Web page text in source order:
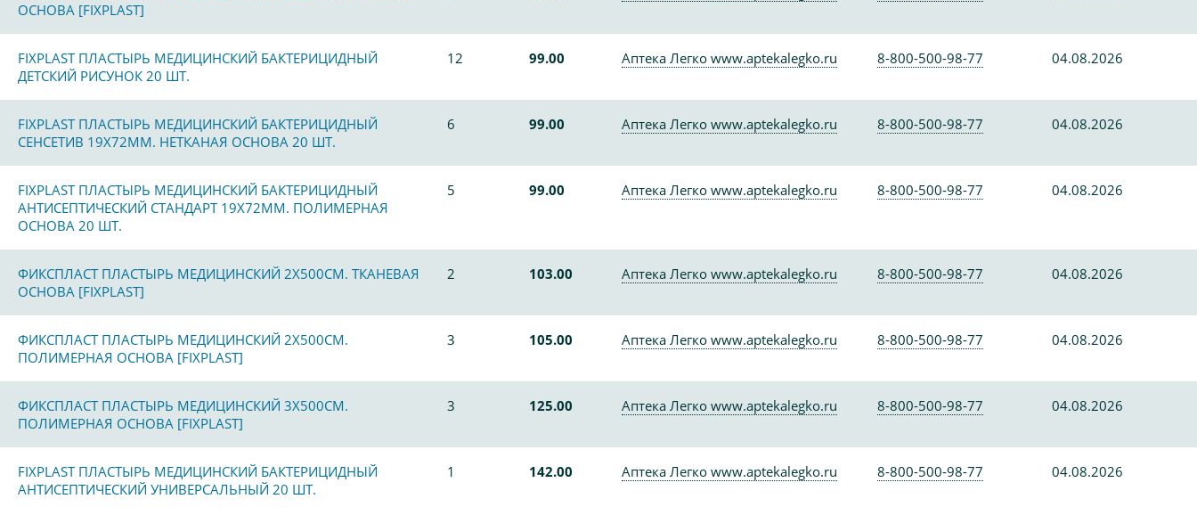
ОСНОВА [FIXPLAST]
FIXPLAST ПЛАСТЫРЬ МЕДИЦИНСКИЙ БАКТЕРИЦИДНЫЙ
ДЕТСКИЙ РИСУНОК 20 ШТ.
12 99.00 Аптека Легко www.aptekalegko.ru 8-800-500-98-77 04.08.2026
FIXPLAST ПЛАСТЫРЬ МЕДИЦИНСКИЙ БАКТЕРИЦИДНЫЙ
СЕНСЕТИВ 19Х72ММ. НЕТКАНАЯ ОСНОВА 20 ШТ.
6 99.00 Аптека Легко www.aptekalegko.ru 8-800-500-98-77 04.08.2026
FIXPLAST ПЛАСТЫРЬ МЕДИЦИНСКИЙ БАКТЕРИЦИДНЫЙ
АНТИСЕПТИЧЕСКИЙ СТАНДАРТ 19Х72ММ. ПОЛИМЕРНАЯ
ОСНОВА 20 ШТ.
5 99.00 Аптека Легко www.aptekalegko.ru 8-800-500-98-77 04.08.2026
ФИКСПЛАСТ ПЛАСТЫРЬ МЕДИЦИНСКИЙ 2Х500СМ. ТКАНЕВАЯ
ОСНОВА [FIXPLAST]
2 103.00 Аптека Легко www.aptekalegko.ru 8-800-500-98-77 04.08.2026
ФИКСПЛАСТ ПЛАСТЫРЬ МЕДИЦИНСКИЙ 2Х500СМ.
ПОЛИМЕРНАЯ ОСНОВА [FIXPLAST]
3 105.00 Аптека Легко www.aptekalegko.ru 8-800-500-98-77 04.08.2026
ФИКСПЛАСТ ПЛАСТЫРЬ МЕДИЦИНСКИЙ 3Х500СМ.
ПОЛИМЕРНАЯ ОСНОВА [FIXPLAST]
3 125.00 Аптека Легко www.aptekalegko.ru 8-800-500-98-77 04.08.2026
FIXPLAST ПЛАСТЫРЬ МЕДИЦИНСКИЙ БАКТЕРИЦИДНЫЙ
АНТИСЕПТИЧЕСКИЙ УНИВЕРСАЛЬНЫЙ 20 ШТ.
1 142.00 Аптека Легко www.aptekalegko.ru 8-800-500-98-77 04.08.2026